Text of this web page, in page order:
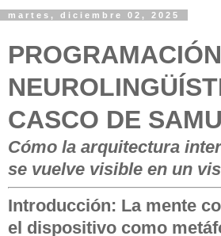
martes, diciembre 02, 2025
PROGRAMACIÓN
CASCO DE
Cómo la arquitectura
se vuelve visible en un
Introducción: La mente
el dispositivo como